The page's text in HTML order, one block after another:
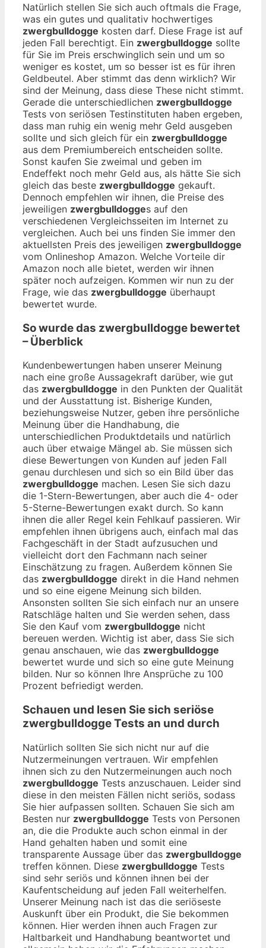
Natürlich stellen Sie sich auch oftmals die Frage,
was ein gutes und qualitativ hochwertiges
zwergbulldogge kosten darf. Diese Frage ist auf
jeden Fall berechtigt. Ein zwergbulldogge sollte
für Sie im Preis erschwinglich sein und um so
weniger es kostet, um so besser ist es für ihren
Geldbeutel. Aber stimmt das denn wirklich? Wir
sind der Meinung, dass diese These nicht stimmt.
Gerade die unterschiedlichen zwergbulldogge
Tests von seriösen Testinstituten haben ergeben,
dass man ruhig ein wenig mehr Geld ausgeben
sollte und sich gleich für ein zwergbulldogge
aus dem Premiumbereich entscheiden sollte.
Sonst kaufen Sie zweimal und geben im
Endeffekt noch mehr Geld aus, als hätte Sie sich
gleich das beste zwergbulldogge gekauft.
Dennoch empfehlen wir ihnen, die Preise des
jeweiligen zwergbulldogges auf den
verschiedenen Vergleichsseiten im Internet zu
vergleichen. Auch bei uns finden Sie immer den
aktuellsten Preis des jeweiligen zwergbulldogge
vom Onlineshop Amazon. Welche Vorteile dir
Amazon noch alle bietet, werden wir ihnen
später noch aufzeigen. Kommen wir nun zu der
Frage, wie das zwergbulldogge überhaupt
bewertet wurde.
So wurde das zwergbulldogge bewertet
– Überblick
Kundenbewertungen haben unserer Meinung
nach eine große Aussagekraft darüber, wie gut
das zwergbulldogge in den Punkten der Qualität
und der Ausstattung ist. Bisherige Kunden,
beziehungsweise Nutzer, geben ihre persönliche
Meinung über die Handhabung, die
unterschiedlichen Produktdetails und natürlich
auch über etwaige Mängel ab. Sie müssen sich
diese Bewertungen von Kunden auf jeden Fall
genau durchlesen und sich so ein Bild über das
zwergbulldogge machen. Lesen Sie sich dazu
die 1-Stern-Bewertungen, aber auch die 4- oder
5-Sterne-Bewertungen exakt durch. So kann
ihnen die aller Regel kein Fehlkauf passieren. Wir
empfehlen ihnen übrigens auch, einfach mal das
Fachgeschäft in der Stadt aufzusuchen und
vielleicht dort den Fachmann nach seiner
Einschätzung zu fragen. Außerdem können Sie
das zwergbulldogge direkt in die Hand nehmen
und so eine eigene Meinung sich bilden.
Ansonsten sollten Sie sich einfach nur an unsere
Ratschläge halten und Sie werden sehen, dass
Sie den Kauf vom zwergbulldogge nicht
bereuen werden. Wichtig ist aber, dass Sie sich
genau anschauen, wie das zwergbulldogge
bewertet wurde und sich so eine gute Meinung
bilden. Nur so können Ihre Ansprüche zu 100
Prozent befriedigt werden.
Schauen und lesen Sie sich seriöse
zwergbulldoggeTests an und durch
Natürlich sollten Sie sich nicht nur auf die
Nutzermeinungen vertrauen. Wir empfehlen
ihnen sich zu den Nutzermeinungen auch noch
zwergbulldogge Tests anzuschauen. Leider sind
diese in den meisten Fällen nicht seriös, sodass
Sie hier aufpassen sollten. Schauen Sie sich am
Besten nur zwergbulldogge Tests von Personen
an, die die Produkte auch schon einmal in der
Hand gehalten haben und somit eine
transparente Aussage über das zwergbulldogge
treffen können. Diese zwergbulldogge Tests
sind sehr seriös und können ihnen bei der
Kaufentscheidung auf jeden Fall weiterhelfen.
Unserer Meinung nach ist das die seriöseste
Auskunft über ein Produkt, die Sie bekommen
können. Hier werden ihnen auch Fragen zur
Haltbarkeit und Handhabung beantwortet und